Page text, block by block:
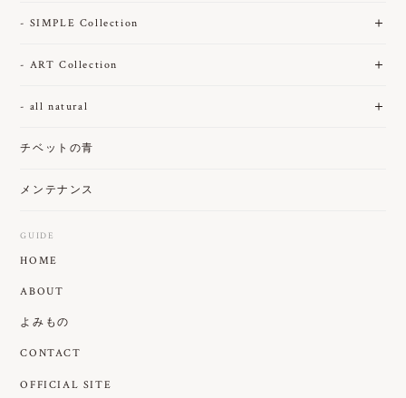
- SIMPLE Collection
- ART Collection
- all natural
チベットの青
メンテナンス
GUIDE
HOME
ABOUT
よみもの
CONTACT
OFFICIAL SITE